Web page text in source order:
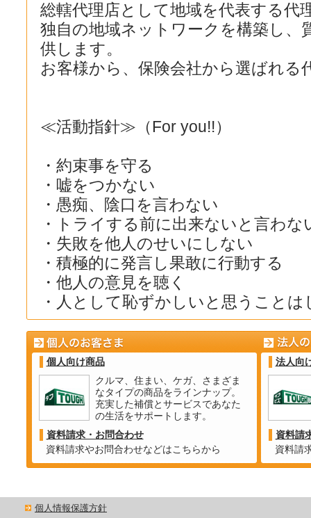
総轄代理店として地域を代表する代
独自の地域ネットワークを構築し、
供します。
お客様から、保険会社から選ばれる
≪活動指針≫（For you!!）
・約束事を守る
・嘘をつかない
・愚痴、陰口を言わない
・トライする前に出来ないと言わな
・失敗を他人のせいにしない
・積極的に発言し果敢に行動する
・他人の意見を聴く
・人として恥ずかしいと思うことは
個人向け商品
クルマ、住まい、ケガ、さまざま
なタイプの商品をラインナップ。
充実した補償とサービスであなた
の生活をサポートします。
資料請求・お問合わせ
資料請求やお問合わせなどはこちらから
法人向
資料請
資料請
個人情報保護方針